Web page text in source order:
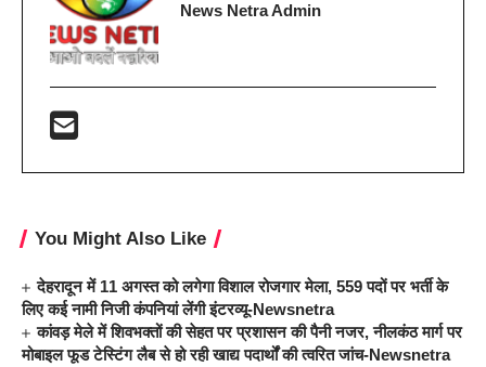
News Netra Admin
You Might Also Like
देहरादून में 11 अगस्त को लगेगा विशाल रोजगार मेला, 559 पदों पर भर्ती के
लिए कई नामी निजी कंपनियां लेंगी इंटरव्यू-Newsnetra
कांवड़ मेले में शिवभक्तों की सेहत पर प्रशासन की पैनी नजर, नीलकंठ मार्ग पर
मोबाइल फूड टेस्टिंग लैब से हो रही खाद्य पदार्थों की त्वरित जांच-Newsnetra